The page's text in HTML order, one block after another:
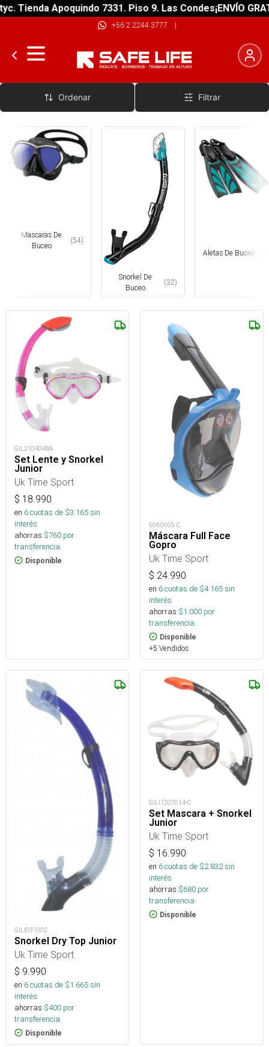
Apoquindo 7331. Piso 9. Las Condes¡ENVÍO
+56 2 2244 3777 |
Mascaras, Snorkel y Aletas de Buceo
Ordenar Filtrar
Mascaras De
Buceo
(54)
Snorkel De
Buceo
(32)
Aletas De Buceo
GIL210404BA
Set Lente y Snorkel
Junior
Uk Time Sport
$ 18.990
en 6cuotas de $3.165sin
interés
ahorras $760 por
transferencia.
Disponible
G060605-C
Máscara Full Face
Gopro
Uk Time Sport
$ 24.990
en 6cuotas de $4.165sin
interés
ahorras $1.000 por
transferencia.
Disponible
+5 Vendidos
GILI031002
Snorkel Dry Top Junior
Uk Time Sport
$ 9.990
en 6cuotas de $1.665sin
interés
ahorras $400 por
transferencia.
Disponible
GILI1207014-C
Set Mascara + Snorkel
Junior
Uk Time Sport
$ 16.990
en 6cuotas de $2.832sin
interés
ahorras $680 por
transferencia.
Disponible